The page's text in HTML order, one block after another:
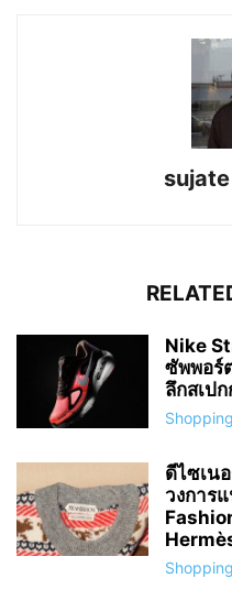
Nike
ซัพพอร์
ลึกสเป
ดีไซเน
วงการ